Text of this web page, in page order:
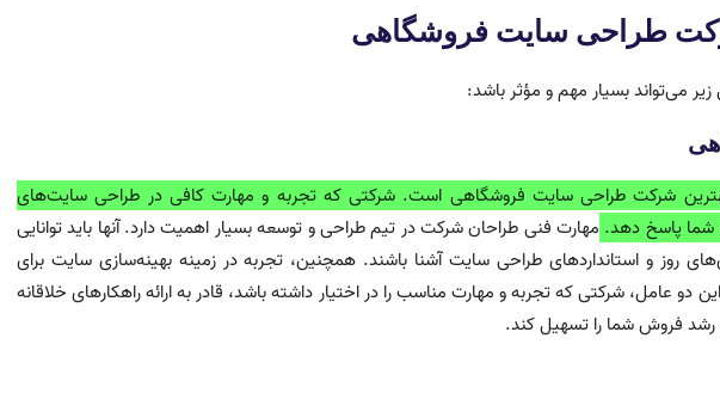
طراحی سایت فروشگاهی
می‌تواند بسیار مهم و مؤثر باشد:
شرکت طراحی سایت فروشگاهی است. شرکتی که تجربه و مهارت کافی در طراحی سایت‌های
شما پاسخ دهد. مهارت فنی طراحان شرکت در تیم طراحی و توسعه بسیار اهمیت دارد. آنها باید توانایی
روز و استانداردهای طراحی سایت آشنا باشند. همچنین، تجربه در زمینه بهینه‌سازی سایت برای
عامل، شرکتی که تجربه و مهارت مناسب را در اختیار داشته باشد، قادر به ارائه راهکارهای خلاقانه
رشد فروش شما را تسهیل کند.